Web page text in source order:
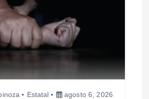
Estatal agosto 6, 2026